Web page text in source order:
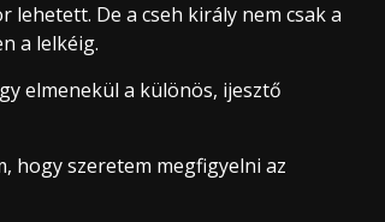
De a cseh király nem csak a
a lelkéig.
elmenekül a különös, ijesztő
hogy szeretem megfigyelni az